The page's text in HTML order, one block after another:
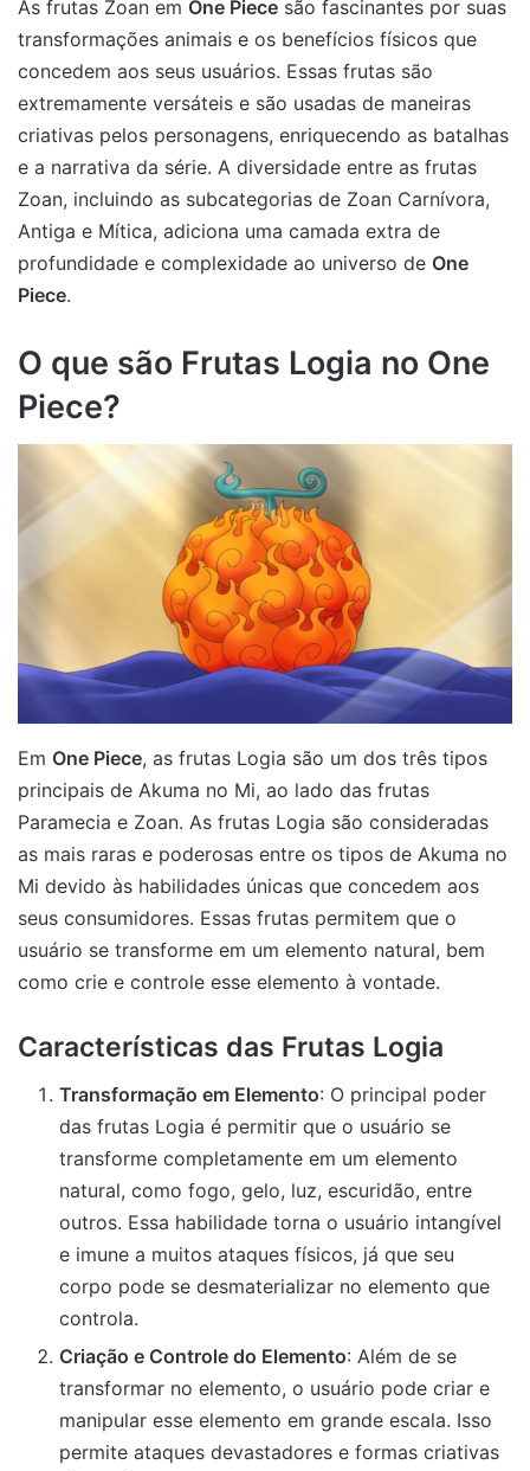
As frutas Zoan em One Piece são fascinantes por suas
transformações animais e os benefícios físicos que
concedem aos seus usuários. Essas frutas são
extremamente versáteis e são usadas de maneiras
criativas pelos personagens, enriquecendo as batalhas
e a narrativa da série. A diversidade entre as frutas
Zoan, incluindo as subcategorias de Zoan Carnívora,
Antiga e Mítica, adiciona uma camada extra de
profundidade e complexidade ao universo de One
Piece.
O que são Frutas Logia no One
Piece?
Em One Piece, as frutas Logia são um dos três tipos
principais de Akuma no Mi, ao lado das frutas
Paramecia e Zoan. As frutas Logia são consideradas
as mais raras e poderosas entre os tipos de Akuma no
Mi devido às habilidades únicas que concedem aos
seus consumidores. Essas frutas permitem que o
usuário se transforme em um elemento natural, bem
como crie e controle esse elemento à vontade.
Características das Frutas Logia
Transformação em Elemento: O principal poder
das frutas Logia é permitir que o usuário se
transforme completamente em um elemento
natural, como fogo, gelo, luz, escuridão, entre
outros. Essa habilidade torna o usuário intangível
e imune a muitos ataques físicos, já que seu
corpo pode se desmaterializar no elemento que
controla.
Criação e Controle do Elemento: Além de se
transformar no elemento, o usuário pode criar e
manipular esse elemento em grande escala. Isso
permite ataques devastadores e formas criativas